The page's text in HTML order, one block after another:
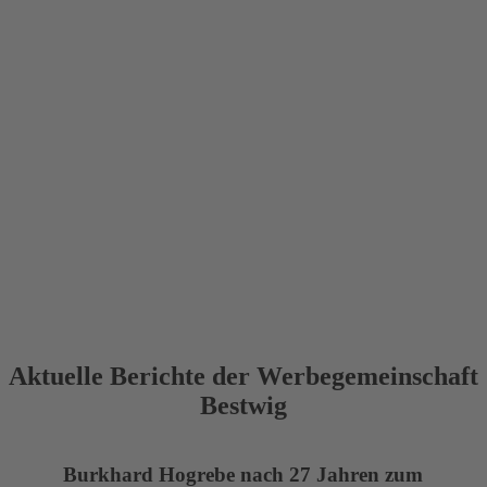
Aktuelle Berichte der Werbegemeinschaft
Bestwig
Burkhard Hogrebe nach 27 Jahren zum